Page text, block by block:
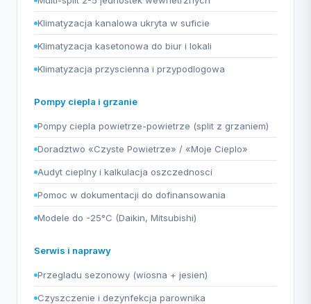
Klimatyzacja kanalowa ukryta w suficie
Klimatyzacja kasetonowa do biur i lokali
Klimatyzacja przyscienna i przypodlogowa
Pompy ciepla i grzanie
Pompy ciepla powietrze-powietrze (split z grzaniem)
Doradztwo «Czyste Powietrze» / «Moje Cieplo»
Audyt cieplny i kalkulacja oszczednosci
Pomoc w dokumentacji do dofinansowania
Modele do -25°C (Daikin, Mitsubishi)
Serwis i naprawy
Przegladu sezonowy (wiosna + jesien)
Czyszczenie i dezynfekcja parownika